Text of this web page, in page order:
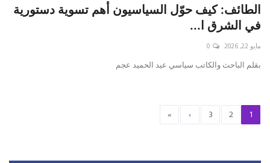
الطائف: كيف حوّل السياسيون أهم تسوية دستورية
في الشرق ا...
مايو 22, 2026 0
بقلم الباحث والكاتب سياسي عبد الحميد عجم
1
2
3
›
»